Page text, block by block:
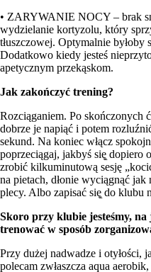
• ZARYWANIE NOCY – brak
wydzielanie kortyzolu, który
tłuszczowej. Optymalnie byłoby
Dodatkowo kiedy jesteś
apetycznym przekąskom.
Jak zakończyć trening?
Rozciąganiem. Po skończonych
dobrze je napiąć i potem
sekund. Na koniec włącz
poprzeciągaj, jakbyś się̨ dopiero
zrobić kilkuminutową sesję
na pietach, dłonie wyciągnąć
plecy. Albo zapisać się̨ do klubu
Skoro przy klubie jesteśmy, na
trenować w sposób
Przy dużej nadwadze i otyłości,
polecam zwłaszcza aqua